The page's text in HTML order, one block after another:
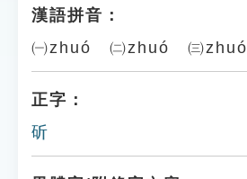
漢語拼音：
㈠zhuó ㈡zhuó ㈢zhuó
正字：
斫